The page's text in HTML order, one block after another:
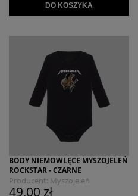
DO KOSZYKA
BODY NIEMOWLĘCE MYSZOJELEŃ
ROCKSTAR - CZARNE
Producent: Myszojeleń
49,00 zł